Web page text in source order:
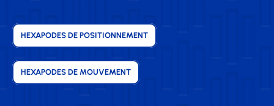
HEXAPODES DE POSITIONNEMENT
HEXAPODES DE MOUVEMENT